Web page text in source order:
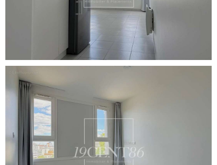
par téléphone. Contact MAÏA.